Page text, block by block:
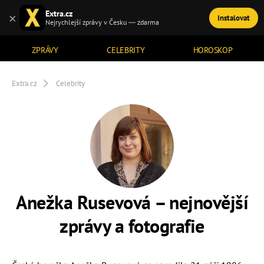
ZPRÁVY CELEBRITY HOROSKOP
TÉMATA
Extra.cz Celebrity
Anežka Rusevová – nejnovější
zprávy a fotografie
× Extra.cz
Nejrychlejší zprávy v Česku — zdarma Instalovat